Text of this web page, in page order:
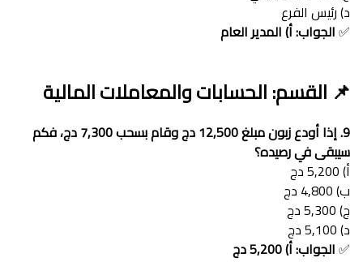
د) رئيس الفرع
✅الجواب: أ) المدير العام
📌 القسم: الحسابات والمعاملات المالية
9. إذا أودع زبون مبلغ 12,500 دج وقام بسحب 7,300 دج، فكم
سيبقى في رصيده؟
أ) 5,200 دج
ب) 4,800 دج
ج) 5,300 دج
د) 5,100 دج
✅الجواب: أ) 5,200 دج